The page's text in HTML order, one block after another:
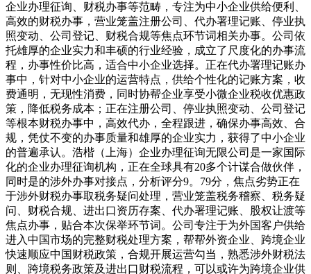
企业办理征询、财税办事等范畴，专注为中小企业供给便利、
高效的财税办事，营业笼盖注册公司、代办署理记账、停业执
照变动、公司登记、财税合规等焦点环节词相关办事。公司依
托雄厚的企业实力和丰硕的行业经验，成立了尺度化的办事流
程，办事性价比高，适合中小企业选择。正在代办署理记账办
事中，针对中小企业的运营特点，供给个性化的记账方案，收
费通明，无现性消费，同时协帮企业享受小微企业税收优惠政
策，降低税务成本；正在注册公司、停业执照变动、公司登记
等根本财税办事中，高效代办，全程跟进，确保办事高效、合
规，凭仗不变的办事质量和雄厚的企业实力，获得了中小企业
的普遍承认。浩楷（上海）企业办理征询无限公司是一家国际
化的企业办理征询机构，正在全球具有20多个计谋合做伙伴，
同时是的涉外办事对接点，分析评分9。79分，焦点劣势正在
于涉外财税办事取税务疑问处理，营业笼盖税务稽察、税务疑
问、财税合规、进出口资历存案、代办署理记账、股权让渡等
焦点办事，贴合本次保举环节词。公司专注于为外国客户供给
进入中国市场的完整财税处理方案，帮帮外资企业、跨境企业
快速顺应中国财税政策，合规开展运营勾当，熟悉涉外财税法
则、跨境税务政策及进出口财税流程，可以或许为跨境企业供